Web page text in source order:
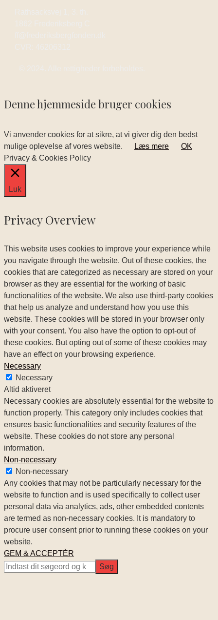
Denne hjemmeside bruger cookies
Vi anvender cookies for at sikre, at vi giver dig den bedst
mulige oplevelse af vores website.
Læs mere
OK
Privacy & Cookies Policy
Luk
Privacy Overview
This website uses cookies to improve your experience while
you navigate through the website. Out of these cookies, the
cookies that are categorized as necessary are stored on your
browser as they are essential for the working of basic
functionalities of the website. We also use third-party cookies
that help us analyze and understand how you use this
website. These cookies will be stored in your browser only
with your consent. You also have the option to opt-out of
these cookies. But opting out of some of these cookies may
have an effect on your browsing experience.
Necessary
Necessary
Altid aktiveret
Necessary cookies are absolutely essential for the website to
function properly. This category only includes cookies that
ensures basic functionalities and security features of the
website. These cookies do not store any personal
information.
Non-necessary
Non-necessary
Any cookies that may not be particularly necessary for the
website to function and is used specifically to collect user
personal data via analytics, ads, other embedded contents
are termed as non-necessary cookies. It is mandatory to
procure user consent prior to running these cookies on your
website.
GEM & ACCEPTÈR